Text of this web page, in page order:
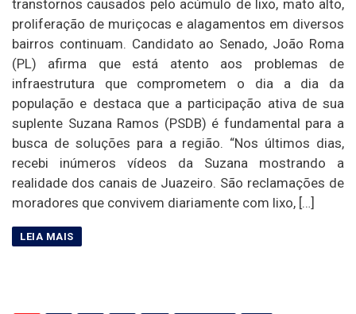
transtornos causados pelo acúmulo de lixo, mato alto,
proliferação de muriçocas e alagamentos em diversos
bairros continuam. Candidato ao Senado, João Roma
(PL) afirma que está atento aos problemas de
infraestrutura que comprometem o dia a dia da
população e destaca que a participação ativa de sua
suplente Suzana Ramos (PSDB) é fundamental para a
busca de soluções para a região. “Nos últimos dias,
recebi inúmeros vídeos da Suzana mostrando a
realidade dos canais de Juazeiro. São reclamações de
moradores que convivem diariamente com lixo, […]